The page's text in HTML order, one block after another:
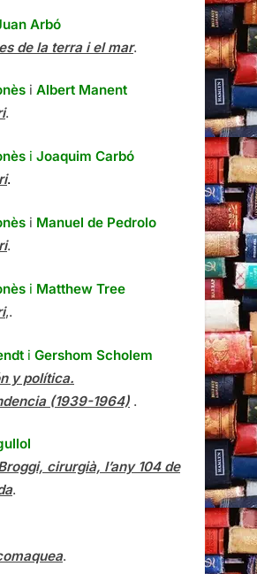
Arbó
de la terra i el mar.
i Albert Manent
.
i Joaquim Carbó
.
i Manuel de Pedrolo
.
i Matthew Tree
,.
i Gershom Scholem
y política.
(1939-1964) .
cirurgià, l’any 104 de
.
.